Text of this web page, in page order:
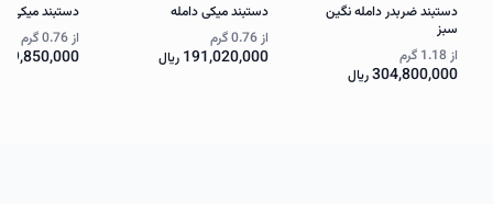
دستبند ضربدر دامله نگین
سبز
از1.18 گرم
304,800,000ریال
دستبند میکی دامله
از0.76 گرم
191,020,000 ریال
دستبند میکی
از0.76 گرم